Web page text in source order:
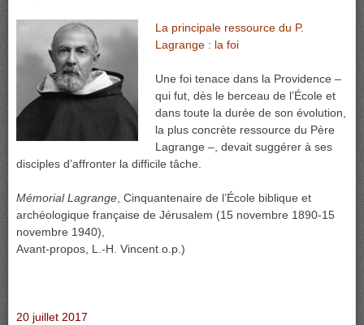
La principale ressource du P.
Lagrange : la foi
Une foi tenace dans la Providence –
qui fut, dès le berceau de l’École et
dans toute la durée de son évolution,
la plus concrète ressource du Père
Lagrange –, devait suggérer à ses
disciples d’affronter la difficile tâche.
Mémorial Lagrange , Cinquantenaire de l’École biblique et
archéologique française de Jérusalem (15 novembre 1890-15
novembre 1940),
Avant-propos, L.-H. Vincent o.p.)
20 juillet 2017